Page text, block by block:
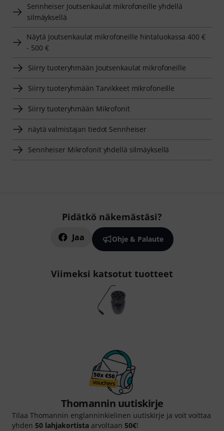
Sennheiser Joutsenkaulat mikrofoneille yhdellä
silmäyksellä
Näytä Joutsenkaulat mikrofoneille hintaluokassa 400 €
- 500 €
Siirry tuoteryhmään Joutsenkaulat mikrofoneille
Siirry tuoteryhmään Tarvikkeet mikrofoneille
Siirry tuoteryhmään Mikrofonit
näytä valmistajan tiedot Sennheiser
Sennheiser Mikrofonit yhdellä silmäyksellä
Pidätkö näkemästäsi?
Jaa Ohje & Palaute
Viimeksi katsotut tuotteet
Thomannin uutiskirje
Tilaa Thomannin englanninkielinen uutiskirje ja voit voittaa
yhden 50 lahjakortista arvoltaan 50€!